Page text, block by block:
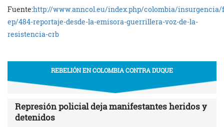
Fuente:http://www.anncol.eu/index.php/colombia/insurgencia/
ep/484-reportaje-desde-la-emisora-guerrillera-voz-de-la-
resistencia-crb
REBELIÓN EN COLOMBIA CONTRA DUQUE
Represión policial deja manifestantes heridos y
detenidos